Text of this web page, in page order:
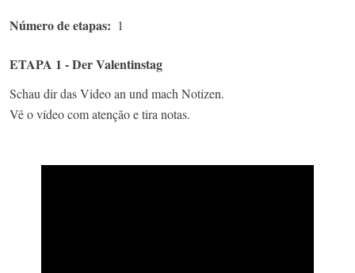
Número de etapas 1
ETAPA 1 - Der Valentinstag
Schau dir das Video an und mach Notizen.
Vê o vídeo com atenção e tira notas.